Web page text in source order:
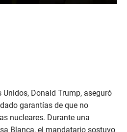
Unidos, Donald Trump, aseguró
garantías de que no
nucleares. Durante una
Blanca, el mandatario sostuvo